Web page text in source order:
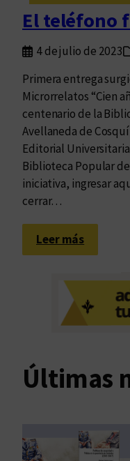
s
n
c
m
o
f
o
r
m
a
d
t
v
i
El teléfono
4 de julio de 2023
Primera entrega
Microrrelatos “Cien
centenario de la
Avellaneda de
Editorial
Biblioteca Popular
iniciativa, ingresar
cerrar…
Leer más:
E
e
l
o
f
i
Últimas